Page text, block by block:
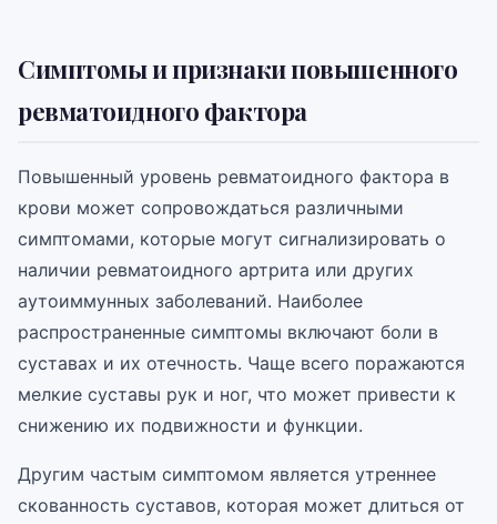
Симптомы и признаки повышенного
ревматоидного фактора
Повышенный уровень ревматоидного фактора в
крови может сопровождаться различными
симптомами, которые могут сигнализировать о
наличии ревматоидного артрита или других
аутоиммунных заболеваний. Наиболее
распространенные симптомы включают боли в
суставах и их отечность. Чаще всего поражаются
мелкие суставы рук и ног, что может привести к
снижению их подвижности и функции.
Другим частым симптомом является утреннее
скованность суставов, которая может длиться от